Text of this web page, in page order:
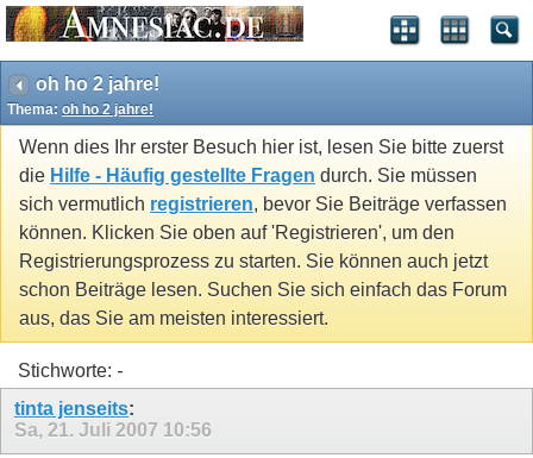
oh ho 2 jahre!
Thema: oh ho 2 jahre!
Wenn dies Ihr erster Besuch hier ist, lesen Sie bitte zuerst
die Hilfe - Häufig gestellte Fragen durch. Sie müssen
sich vermutlich registrieren, bevor Sie Beiträge verfassen
können. Klicken Sie oben auf 'Registrieren', um den
Registrierungsprozess zu starten. Sie können auch jetzt
schon Beiträge lesen. Suchen Sie sich einfach das Forum
aus, das Sie am meisten interessiert.
Stichworte: -
tinta jenseits:
Sa, 21. Juli 2007 10:56